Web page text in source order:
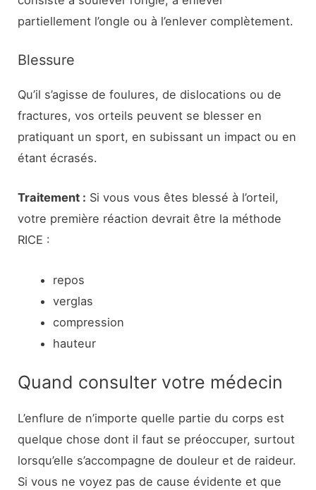
partiellement l’ongle ou à l’enlever complètement.
Blessure
Qu’il s’agisse de foulures, de dislocations ou de
fractures, vos orteils peuvent se blesser en
pratiquant un sport, en subissant un impact ou en
étant écrasés.
Traitement : Si vous vous êtes blessé à l’orteil,
votre première réaction devrait être la méthode
RICE :
repos
verglas
compression
hauteur
Quand consulter votre médecin
L’enflure de n’importe quelle partie du corps est
quelque chose dont il faut se préoccuper, surtout
lorsqu’elle s’accompagne de douleur et de raideur.
Si vous ne voyez pas de cause évidente et que